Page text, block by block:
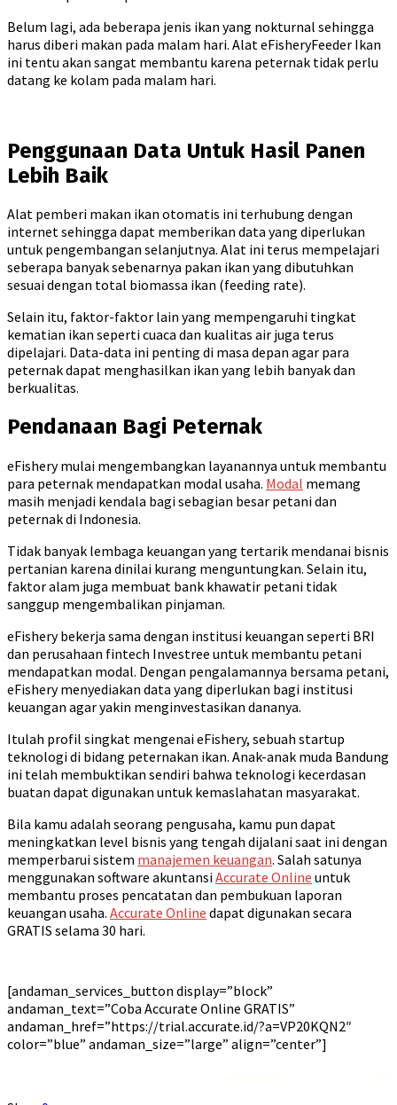
Belum lagi, ada beberapa jenis ikan yang nokturnal sehingga
harus diberi makan pada malam hari. Alat eFisheryFeeder Ikan
ini tentu akan sangat membantu karena peternak tidak perlu
datang ke kolam pada malam hari.
Penggunaan Data Untuk Hasil Panen
Lebih Baik
Alat pemberi makan ikan otomatis ini terhubung dengan
internet sehingga dapat memberikan data yang diperlukan
untuk pengembangan selanjutnya. Alat ini terus mempelajari
seberapa banyak sebenarnya pakan ikan yang dibutuhkan
sesuai dengan total biomassa ikan (feeding rate).
Selain itu, faktor-faktor lain yang mempengaruhi tingkat
kematian ikan seperti cuaca dan kualitas air juga terus
dipelajari. Data-data ini penting di masa depan agar para
peternak dapat menghasilkan ikan yang lebih banyak dan
berkualitas.
Pendanaan Bagi Peternak
eFishery mulai mengembangkan layanannya untuk membantu
para peternak mendapatkan modal usaha. Modal memang
masih menjadi kendala bagi sebagian besar petani dan
peternak di Indonesia.
Tidak banyak lembaga keuangan yang tertarik mendanai bisnis
pertanian karena dinilai kurang menguntungkan. Selain itu,
faktor alam juga membuat bank khawatir petani tidak
sanggup mengembalikan pinjaman.
eFishery bekerja sama dengan institusi keuangan seperti BRI
dan perusahaan fintech Investree untuk membantu petani
mendapatkan modal. Dengan pengalamannya bersama petani,
eFishery menyediakan data yang diperlukan bagi institusi
keuangan agar yakin menginvestasikan dananya.
Itulah profil singkat mengenai eFishery, sebuah startup
teknologi di bidang peternakan ikan. Anak-anak muda Bandung
ini telah membuktikan sendiri bahwa teknologi kecerdasan
buatan dapat digunakan untuk kemaslahatan masyarakat.
Bila kamu adalah seorang pengusaha, kamu pun dapat
meningkatkan level bisnis yang tengah dijalani saat ini dengan
memperbarui sistem manajemen keuangan. Salah satunya
menggunakan software akuntansiAccurate Online untuk
membantu proses pencatatan dan pembukuan laporan
keuangan usaha. Accurate Online dapat digunakan secara
GRATIS selama 30 hari.
[andaman_services_button display=”block”
andaman_text=”Coba Accurate Online GRATIS”
andaman_href=”https://trial.accurate.id/?a=VP20KQN2″
color=”blue” andaman_size=”large” align=”center”]